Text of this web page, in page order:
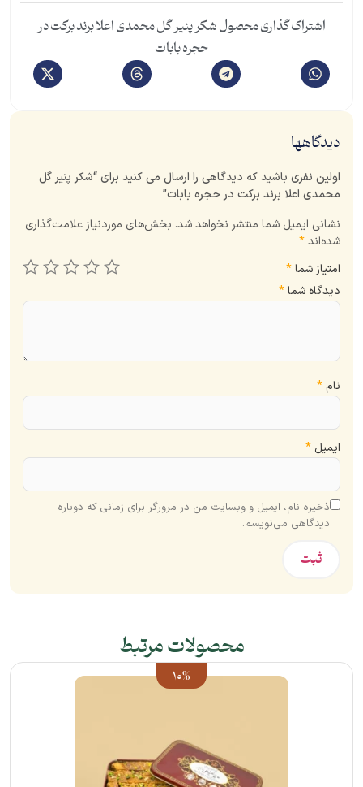
دیدگاهها
اولین نفری باشید که دیدگاهی را ارسال می کنید برای “شکر پنیر گل
محمدی اعلا برند برکت در حجره بابات”
نشانی ایمیل شما منتشر نخواهد شد. بخش‌های موردنیاز علامت‌گذاری
شده‌اند*
امتیاز شما*
دیدگاه شما*
نام *
ایمیل *
ذخیره نام، ایمیل و وبسایت من در مرورگر برای زمانی که دوباره
دیدگاهی می‌نویسم.
اشتراک گذاری محصول شکر پنیر گل محمدی اعلا برند برکت در
حجره بابات
محصولات مرتبط
10%